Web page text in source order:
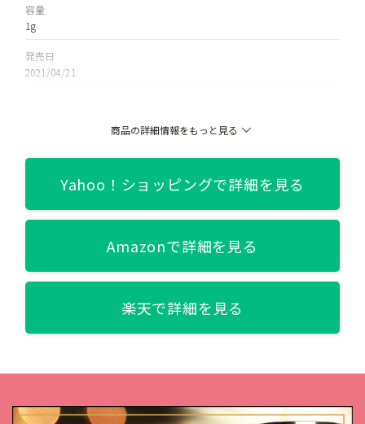
容量
1g
発売日
2021/04/21
チャイ/BE384 コルク/BK922 黒蜥蜴/BR331 シナモン/BR332 胡
ー/GD822 ゴールデン/GR162 青いバカンス/OR300 みちしる
め/RD422 熱情/VI482 トワイライト/WT963 光る樹液/YE232 カナリヤ
関連記事
ドウ「シャドーカスタマイズ」【代用ケース、人気新作カラーも
紹介】
商品の詳細情報をもっと見る
Yahoo！ショッピングで詳細を見る
Amazonで詳細を見る
楽天で詳細を見る